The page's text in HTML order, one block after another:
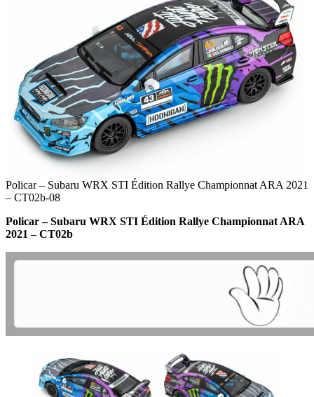
Policar – Subaru WRX STI Édition Rallye Championnat ARA 2021
– CT02b-08
Policar – Subaru WRX STI Édition Rallye Championnat ARA
2021 – CT02b